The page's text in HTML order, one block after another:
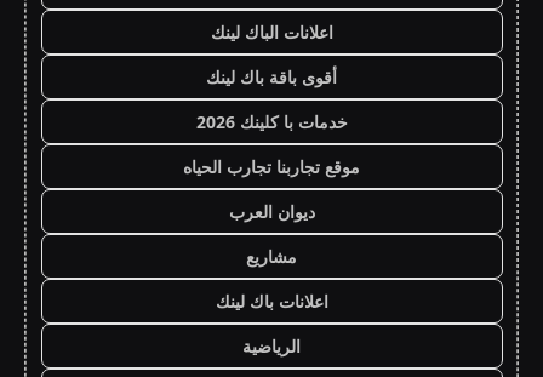
اعلانات الباك لينك
أقوى باقة باك لينك
خدمات با كلينك 2026
موقع تجاربنا تجارب الحياه
ديوان العرب
مشاريع
اعلانات باك لينك
الرياضية